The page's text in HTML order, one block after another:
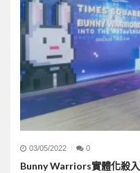
03/05/2022 0
Bunny Warriors實體化殺